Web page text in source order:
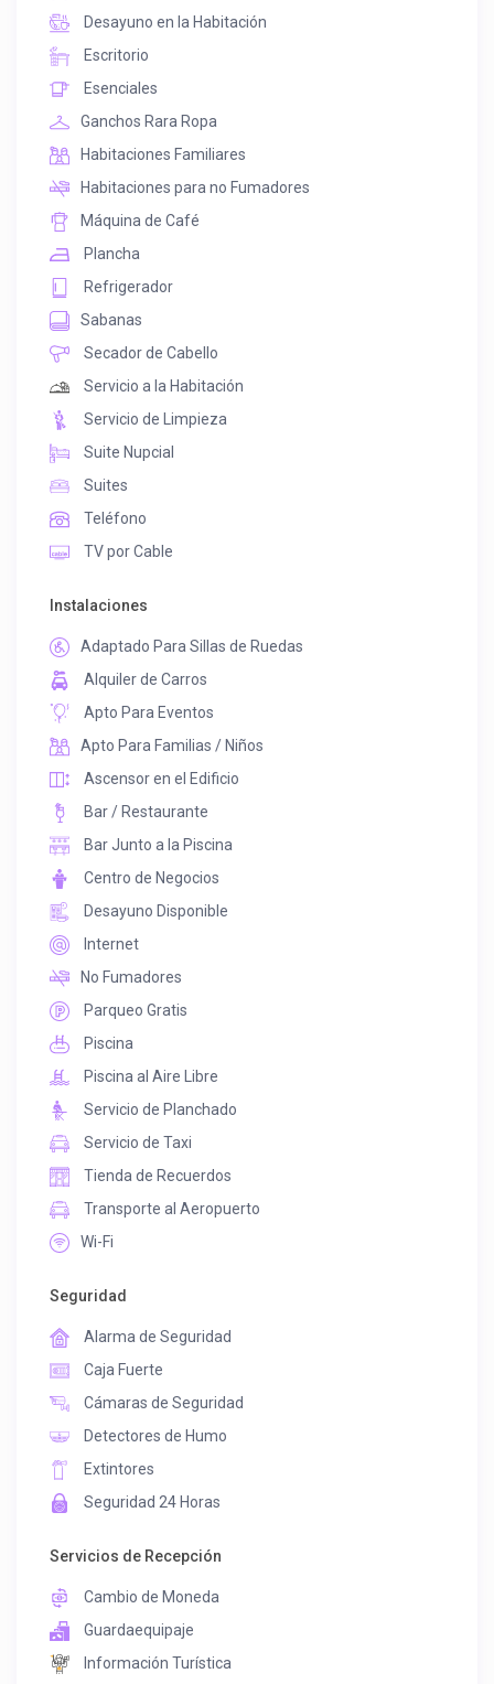
Desayuno en la Habitación
Escritorio
Esenciales
Ganchos Rara Ropa
Habitaciones Familiares
Habitaciones para no Fumadores
Máquina de Café
Plancha
Refrigerador
Sabanas
Secador de Cabello
Servicio a la Habitación
Servicio de Limpieza
Suite Nupcial
Suites
Teléfono
TV por Cable
Instalaciones
Adaptado Para Sillas de Ruedas
Alquiler de Carros
Apto Para Eventos
Apto Para Familias / Niños
Ascensor en el Edificio
Bar / Restaurante
Bar Junto a la Piscina
Centro de Negocios
Desayuno Disponible
Internet
No Fumadores
Parqueo Gratis
Piscina
Piscina al Aire Libre
Servicio de Planchado
Servicio de Taxi
Tienda de Recuerdos
Transporte al Aeropuerto
Wi-Fi
Seguridad
Alarma de Seguridad
Caja Fuerte
Cámaras de Seguridad
Detectores de Humo
Extintores
Seguridad 24 Horas
Servicios de Recepción
Cambio de Moneda
Guardaequipaje
Información Turística